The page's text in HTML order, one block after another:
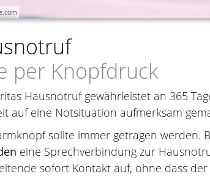
per Knopfdruck
Hausnotruf gewährleistet an 365
auf eine Notsituation aufmerksam
sollte immer getragen werden.
eine Sprechverbindung zur
sofort Kontakt auf, ohne dass